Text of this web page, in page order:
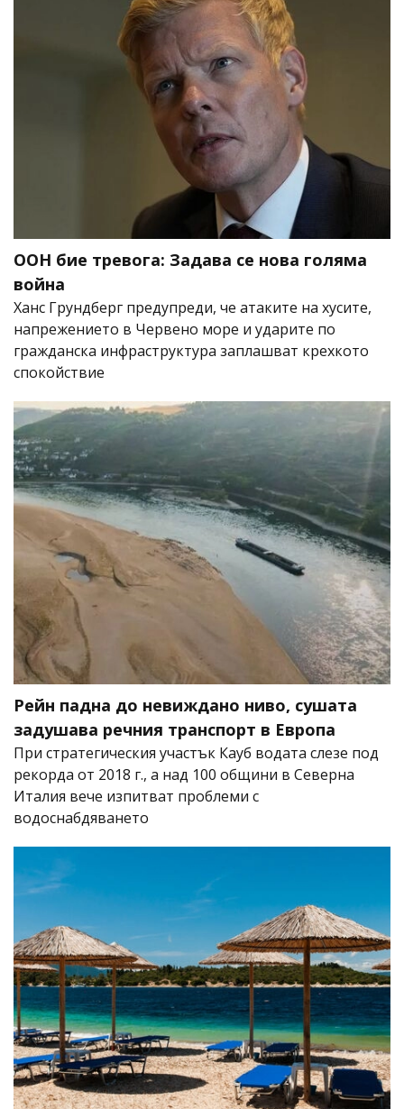
ООН бие тревога: Задава се нова голяма
война
Ханс Грундберг предупреди, че атаките на хусите,
напрежението в Червено море и ударите по
гражданска инфраструктура заплашват крехкото
спокойствие
Рейн падна до невиждано ниво, сушата
задушава речния транспорт в Европа
При стратегическия участък Кауб водата слезе под
рекорда от 2018 г., а над 100 общини в Северна
Италия вече изпитват проблеми с
водоснабдяването